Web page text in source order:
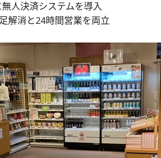
無人決済システムを導入
解消と24時間営業を両立